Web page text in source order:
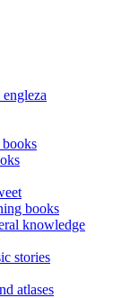
books
books
knowledge
stories
atlases